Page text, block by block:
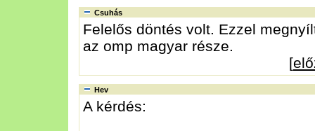
Csuhás
Felelős döntés volt. Ezzel
az omp magyar része.
[
Hev
A kérdés: